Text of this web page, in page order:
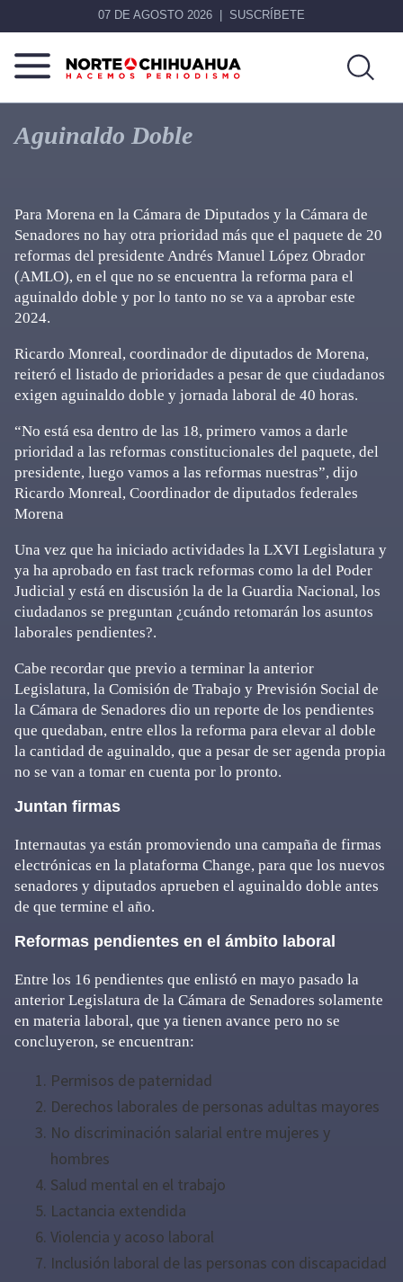
07 DE AGOSTO 2026 SUSCRÍBETE
Norte
De
Chihuahua
Más
que
noticias,
Aguinaldo Doble
Para Morena en la Cámara de Diputados y la Cámara de
Senadores no hay otra prioridad más que el paquete de 20
reformas del presidente Andrés Manuel López Obrador
(AMLO), en el que no se encuentra la reforma para el
aguinaldo doble y por lo tanto no se va a aprobar este
2024.
Ricardo Monreal, coordinador de diputados de Morena,
reiteró el listado de prioridades a pesar de que ciudadanos
exigen aguinaldo doble y jornada laboral de 40 horas.
“No está esa dentro de las 18, primero vamos a darle
prioridad a las reformas constitucionales del paquete, del
presidente, luego vamos a las reformas nuestras”, dijo
Ricardo Monreal, Coordinador de diputados federales
Morena
Una vez que ha iniciado actividades la LXVI Legislatura y
ya ha aprobado en fast track reformas como la del Poder
Judicial y está en discusión la de la Guardia Nacional, los
ciudadanos se preguntan ¿cuándo retomarán los asuntos
laborales pendientes?.
Cabe recordar que previo a terminar la anterior
Legislatura, la Comisión de Trabajo y Previsión Social de
la Cámara de Senadores dio un reporte de los pendientes
que quedaban, entre ellos la reforma para elevar al doble
la cantidad de aguinaldo, que a pesar de ser agenda propia
no se van a tomar en cuenta por lo pronto.
Juntan firmas
Internautas ya están promoviendo una campaña de firmas
electrónicas en la plataforma Change, para que los nuevos
senadores y diputados aprueben el aguinaldo doble antes
de que termine el año.
Reformas pendientes en el ámbito laboral
Entre los 16 pendientes que enlistó en mayo pasado la
anterior Legislatura de la Cámara de Senadores solamente
en materia laboral, que ya tienen avance pero no se
concluyeron, se encuentran:
Permisos de paternidad
Derechos laborales de personas adultas mayores
No discriminación salarial entre mujeres y
hombres
Salud mental en el trabajo
Lactancia extendida
Violencia y acoso laboral
Inclusión laboral de las personas con discapacidad